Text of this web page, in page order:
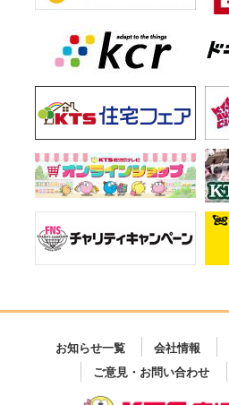
お知らせ一覧 会社情報
ご意見・お問い合わせ